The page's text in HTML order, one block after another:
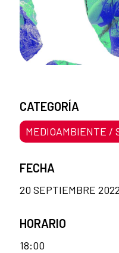
CATEGORÍA
MEDIOAMBIENTE /
FECHA
20 SEPTIEMBRE 2022
HORARIO
18:00